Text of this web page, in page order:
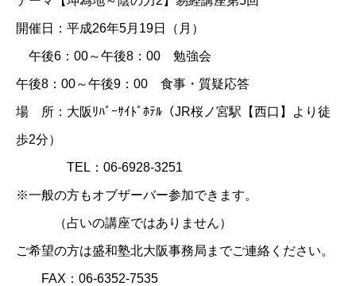
開催日：平成26年5月19日（月）
午後6：00～午後8：00 勉強会
午後8：00～午後9：00 食事・質疑応答
場 所：大阪ﾘﾊﾞｰｻｲﾄﾞﾎﾃﾙ（JR桜ノ宮駅【西口】より徒
歩2分）
TEL：06-6928-3251
※一般の方もオブザーバー参加できます。
（占いの講座ではありません）
ご希望の方は盛和塾北大阪事務局までご連絡ください。
FAX：06-6352-7535